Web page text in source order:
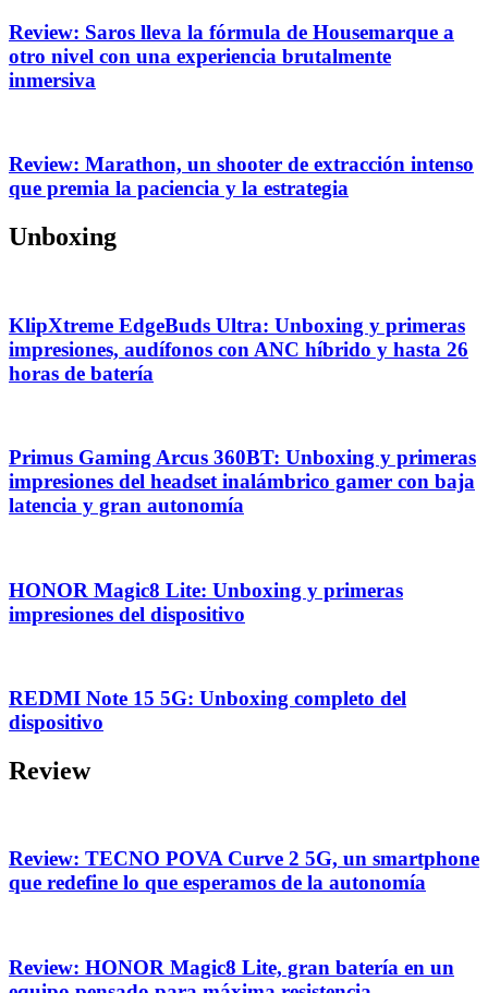
Review: Saros lleva la fórmula de Housemarque a
otro nivel con una experiencia brutalmente
inmersiva
Review: Marathon, un shooter de extracción intenso
que premia la paciencia y la estrategia
Unboxing
KlipXtreme EdgeBuds Ultra: Unboxing y primeras
impresiones, audífonos con ANC híbrido y hasta 26
horas de batería
Primus Gaming Arcus 360BT: Unboxing y primeras
impresiones del headset inalámbrico gamer con baja
latencia y gran autonomía
HONOR Magic8 Lite: Unboxing y primeras
impresiones del dispositivo
REDMI Note 15 5G: Unboxing completo del
dispositivo
Review
Review: TECNO POVA Curve 2 5G, un smartphone
que redefine lo que esperamos de la autonomía
Review: HONOR Magic8 Lite, gran batería en un